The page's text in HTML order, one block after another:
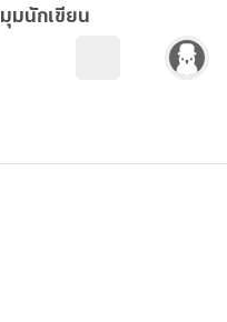
มุมนักเขียน